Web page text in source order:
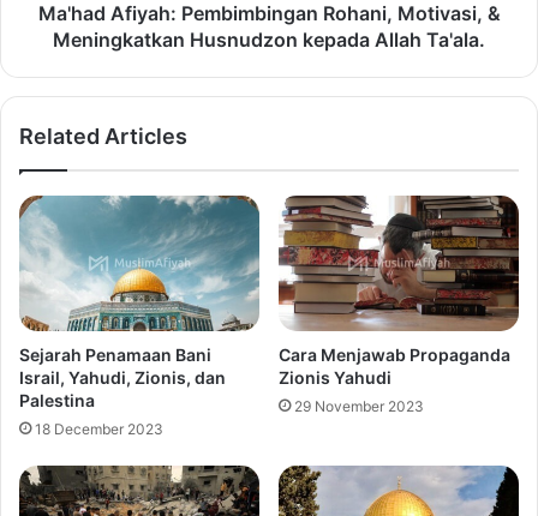
Ma'had Afiyah: Pembimbingan Rohani, Motivasi, &
Meningkatkan Husnudzon kepada Allah Ta'ala.
Related Articles
Sejarah Penamaan Bani
Israil, Yahudi, Zionis, dan
Palestina
18 December 2023
Cara Menjawab Propaganda
Zionis Yahudi
29 November 2023